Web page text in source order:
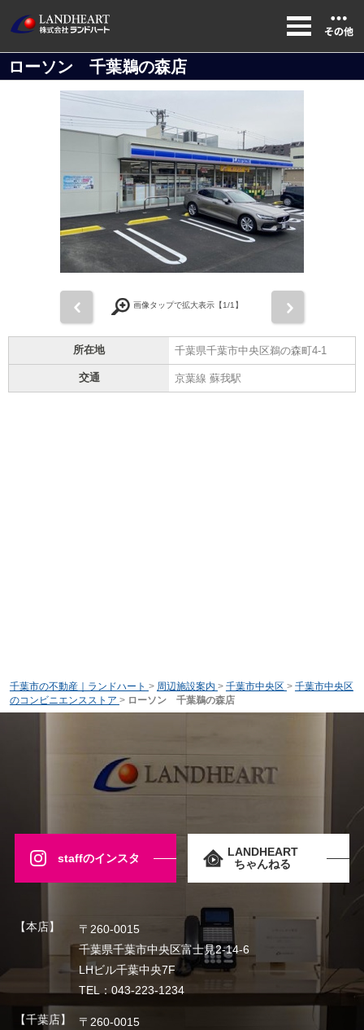
ローソン 千葉鵜の森店
画像タップで拡大表示【1/1】
所在地 千葉県千葉市中央区鵜の森町4-1
交通 京葉線 蘇我駅
千葉市の不動産｜ランドハート > 周辺施設案内 > 千葉市中央区 > 千葉市中央区
のコンビニエンスストア > ローソン 千葉鵜の森店
staffのインスタ
LANDHEART
ちゃんねる
【本店】
〒260-0015
千葉県千葉市中央区富士見2-14-6
LHビル千葉中央7F
TEL：043-223-1234
【千葉店】
〒260-0015